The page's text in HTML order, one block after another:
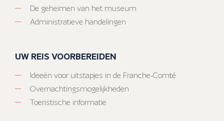
De geheimen van het museum
Administratieve handelingen
UW REIS VOORBEREIDEN
Ideeën voor uitstapjes in de Franche-Comté
Overnachtingsmogelijkheden
Toeristische informatie